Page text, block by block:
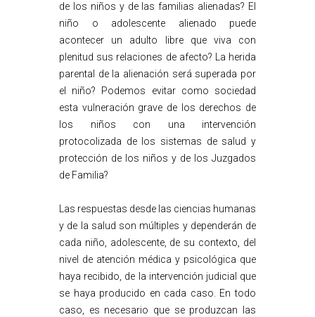
de los niños y de las familias alienadas? El
niño o adolescente alienado puede
acontecer un adulto libre que viva con
plenitud sus relaciones de afecto? La herida
parental de la alienación será superada por
el niño? Podemos evitar como sociedad
esta vulneración grave de los derechos de
los niños con una intervención
protocolizada de los sistemas de salud y
protección de los niños y de los Juzgados
de Familia?
Las respuestas desde las ciencias humanas
y de la salud son múltiples y dependerán de
cada niño, adolescente, de su contexto, del
nivel de atención médica y psicológica que
haya recibido, de la intervención judicial que
se haya producido en cada caso. En todo
caso, es necesario que se produzcan las